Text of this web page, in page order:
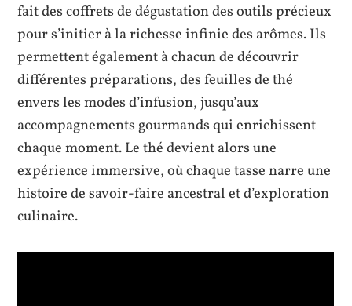
fait des coffrets de dégustation des outils précieux
pour s’initier à la richesse infinie des arômes. Ils
permettent également à chacun de découvrir
différentes préparations, des feuilles de thé
envers les modes d’infusion, jusqu’aux
accompagnements gourmands qui enrichissent
chaque moment. Le thé devient alors une
expérience immersive, où chaque tasse narre une
histoire de savoir-faire ancestral et d’exploration
culinaire.